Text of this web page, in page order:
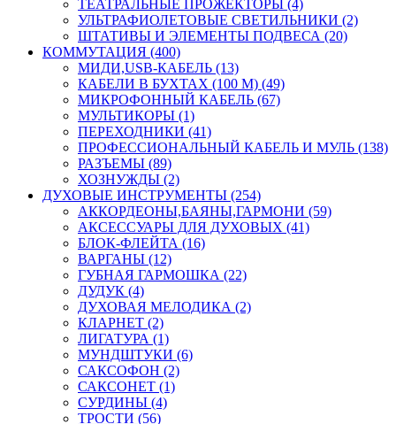
ТЕАТРАЛЬНЫЕ ПРОЖЕКТОРЫ (4)
УЛЬТРАФИОЛЕТОВЫЕ СВЕТИЛЬНИКИ (2)
ШТАТИВЫ И ЭЛЕМЕНТЫ ПОДВЕСА (20)
КОММУТАЦИЯ (400)
МИДИ,USB-КАБЕЛЬ (13)
КАБЕЛИ В БУХТАХ (100 М) (49)
МИКРОФОННЫЙ КАБЕЛЬ (67)
МУЛЬТИКОРЫ (1)
ПЕРЕХОДНИКИ (41)
ПРОФЕССИОНАЛЬНЫЙ КАБЕЛЬ И МУЛЬ (138)
РАЗЪЕМЫ (89)
ХОЗНУЖДЫ (2)
ДУХОВЫЕ ИНСТРУМЕНТЫ (254)
АККОРДЕОНЫ,БАЯНЫ,ГАРМОНИ (59)
АКСЕССУАРЫ ДЛЯ ДУХОВЫХ (41)
БЛОК-ФЛЕЙТА (16)
ВАРГАНЫ (12)
ГУБНАЯ ГАРМОШКА (22)
ДУДУК (4)
ДУХОВАЯ МЕЛОДИКА (2)
КЛАРНЕТ (2)
ЛИГАТУРА (1)
МУНДШТУКИ (6)
САКСОФОН (2)
САКСОНЕТ (1)
СУРДИНЫ (4)
ТРОСТИ (56)